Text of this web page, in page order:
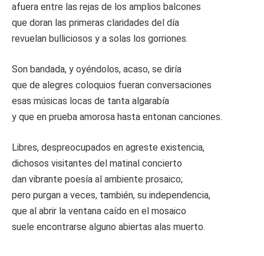
afuera entre las rejas de los amplios balcones
que doran las primeras claridades del día
revuelan bulliciosos y a solas los gorriones.
Son bandada, y oyéndolos, acaso, se diría
que de alegres coloquios fueran conversaciones
esas músicas locas de tanta algarabía
y que en prueba amorosa hasta entonan canciones.
Libres, despreocupados en agreste existencia,
dichosos visitantes del matinal concierto
dan vibrante poesía al ambiente prosaico;
pero purgan a veces, también, su independencia,
que al abrir la ventana caído en el mosaico
suele encontrarse alguno abiertas alas muerto.